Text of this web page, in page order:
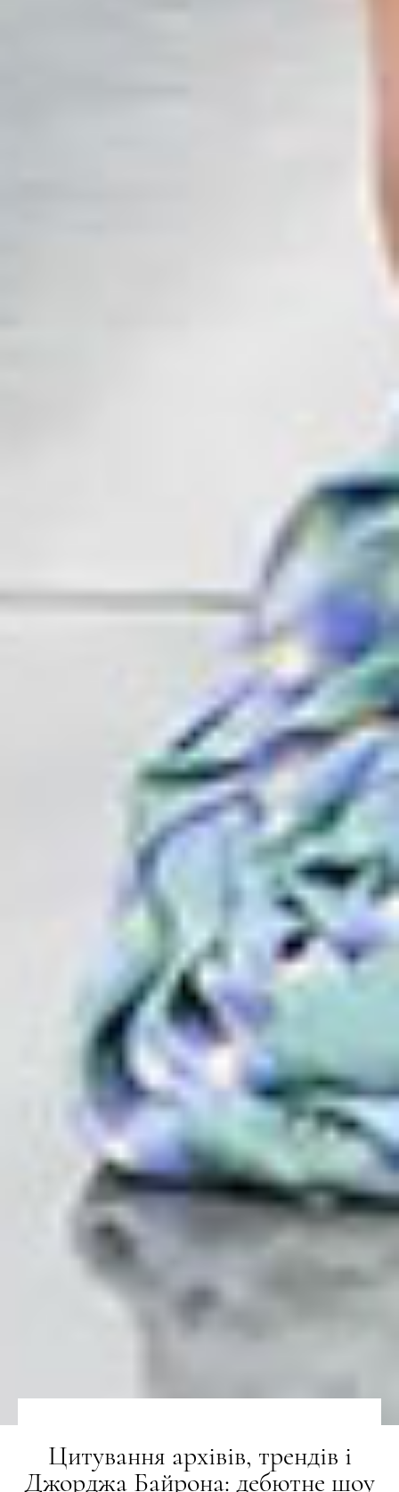
Цитування архівів, трендів і
Джорджа Байрона: дебютне шоу